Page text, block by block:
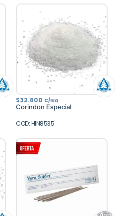
$32.600 C/Iva
Corindon Especial
COD: HIN8535